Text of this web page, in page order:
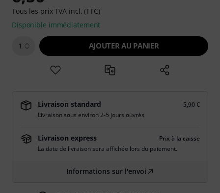
Tous les prix TVA incl. (TTC)
Disponible immédiatement
1 AJOUTER AU PANIER
Livraison standard
5,90 €
Livraison sous environ 2-5 jours ouvrés
Livraison express
Prix à la caisse
La date de livraison sera affichée lors du paiement.
Informations sur l'envoi